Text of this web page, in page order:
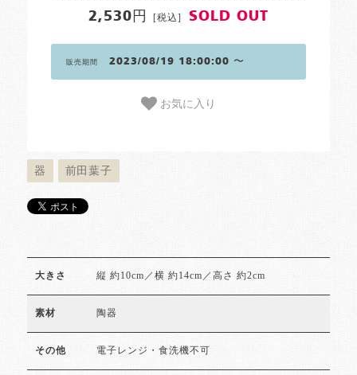
2,530円 [税込] SOLD OUT
販売期間 2023/08/19 18:00:00 〜
お気に入り
器 前田葉子
大きさ 縦 約10cm／横 約14cm／高さ 約2cm
素材 陶器
その他 電子レンジ・食洗機不可